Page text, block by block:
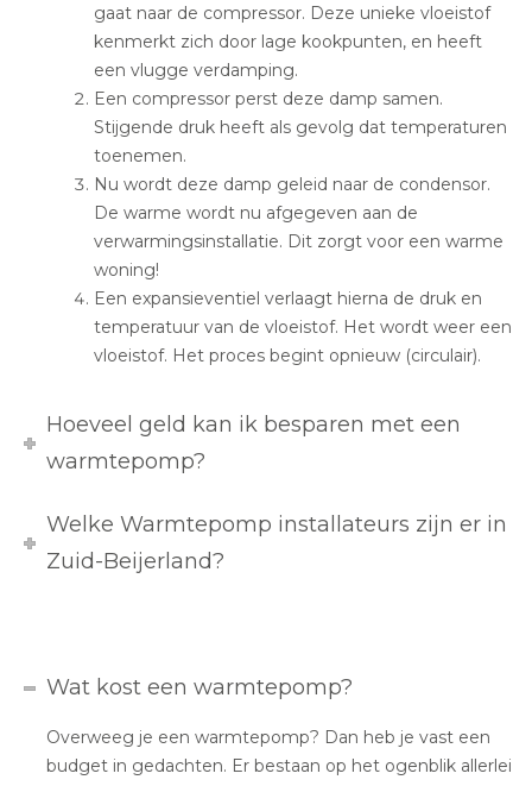
gaat naar de compressor. Deze unieke vloeistof
kenmerkt zich door lage kookpunten, en heeft
een vlugge verdamping.
Een compressor perst deze damp samen.
Stijgende druk heeft als gevolg dat temperaturen
toenemen.
Nu wordt deze damp geleid naar de condensor.
De warme wordt nu afgegeven aan de
verwarmingsinstallatie. Dit zorgt voor een warme
woning!
Een expansieventiel verlaagt hierna de druk en
temperatuur van de vloeistof. Het wordt weer een
vloeistof. Het proces begint opnieuw (circulair).
Hoeveel geld kan ik besparen met een
warmtepomp?
Welke Warmtepomp installateurs zijn er in
Zuid-Beijerland?
Wat kost een warmtepomp?
Overweeg je een warmtepomp? Dan heb je vast een
budget in gedachten. Er bestaan op het ogenblik allerlei